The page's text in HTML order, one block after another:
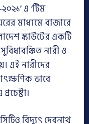
এ ‘টিম
মাধ্যমে বাজারে
স্কাউটের একটি
নারী ও
এই নারীদের
ভাবে
বিদ্যুৎ দেবনাথ